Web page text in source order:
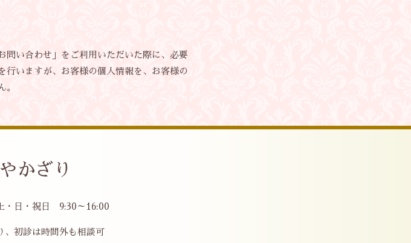
問い合わせ」をご利用いただいた際に、必要
行いますが、お客様の個人情報を、お客様の
。
かざり
日・祝日 9:30～16:00
初診は時間外も相談可